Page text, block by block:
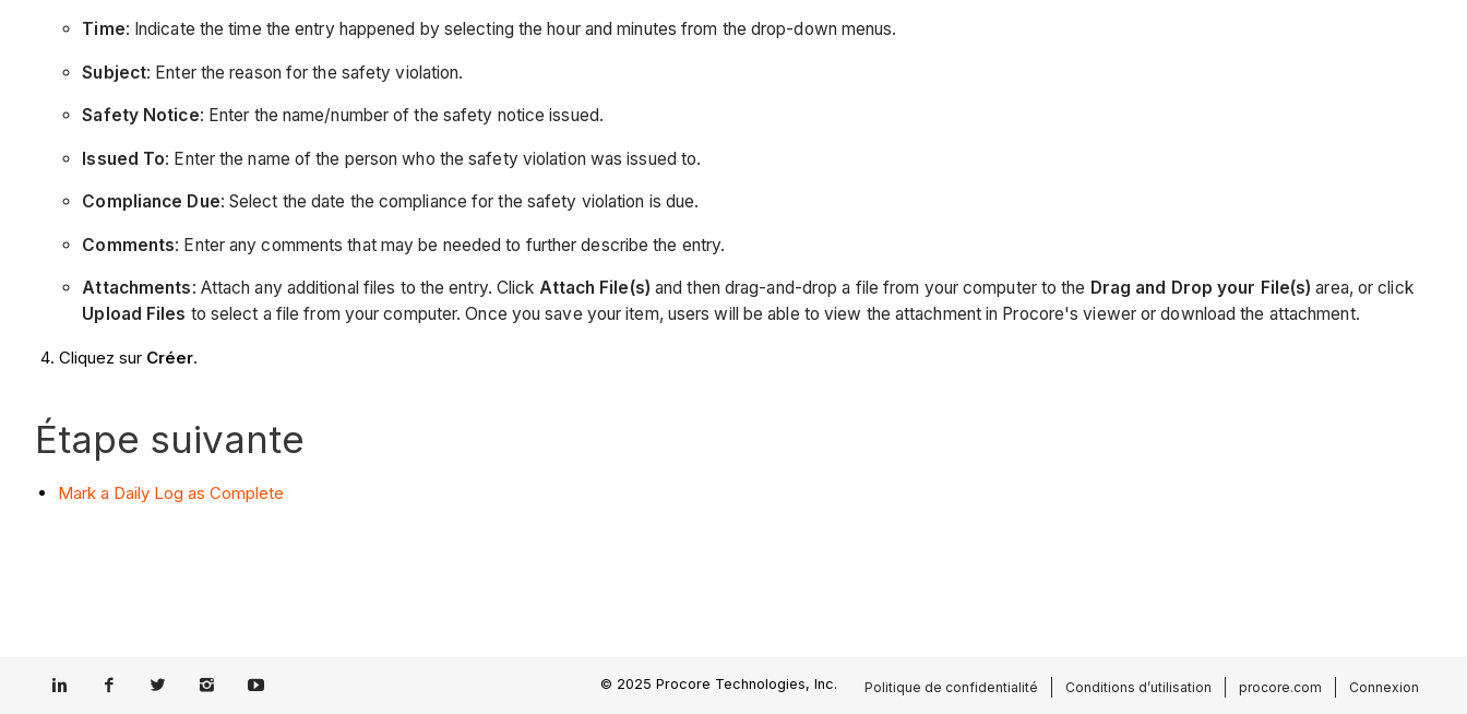
Time: Indicate the time the entry happened by selecting the hour and minutes from the drop-down menus.
Subject: Enter the reason for the safety violation.
Safety Notice: Enter the name/number of the safety notice issued.
Issued To: Enter the name of the person who the safety violation was issued to.
Compliance Due: Select the date the compliance for the safety violation is due.
Comments: Enter any comments that may be needed to further describe the entry.
Attachments: Attach any additional files to the entry. Click Attach File(s) and then drag-and-drop a file from your computer to the Drag and Drop your File(s)area, or click
Upload Files to select a file from your computer. Once you save your item, users will be able to view the attachment in Procore's viewer or download the attachment.
Cliquez sur Créer.
Étape suivante
Mark a Daily Log as Complete
© 2025 Procore Technologies, Inc. Politique de confidentialité Conditions d’utilisation procore.com Connexion